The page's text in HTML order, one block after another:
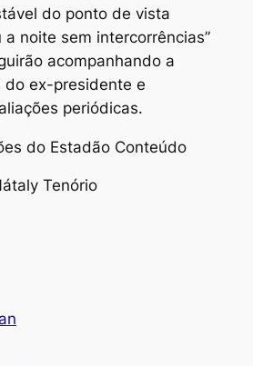
do ponto de vista
noite sem intercorrências”
acompanhando a
do ex-presidente e
periódicas.
do Estadão Conteúdo
Tenório